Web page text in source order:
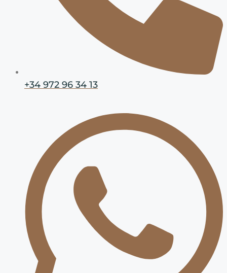
+34 972 96 34 13